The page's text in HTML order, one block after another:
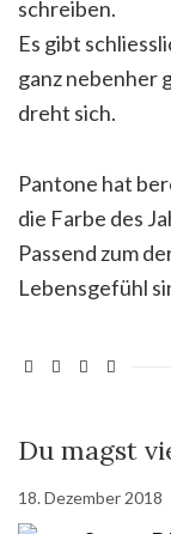
schreiben.
Es gibt
ganz nebenher
dreht sich.
Pantone hat
die Farbe des
Passend zum
Lebensgefühl
Du magst
18. Dezember 2018